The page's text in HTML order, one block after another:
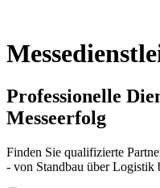
Professionelle
Messeerfolg
Finden Sie qualifizierte
- von Standbau über Logistik